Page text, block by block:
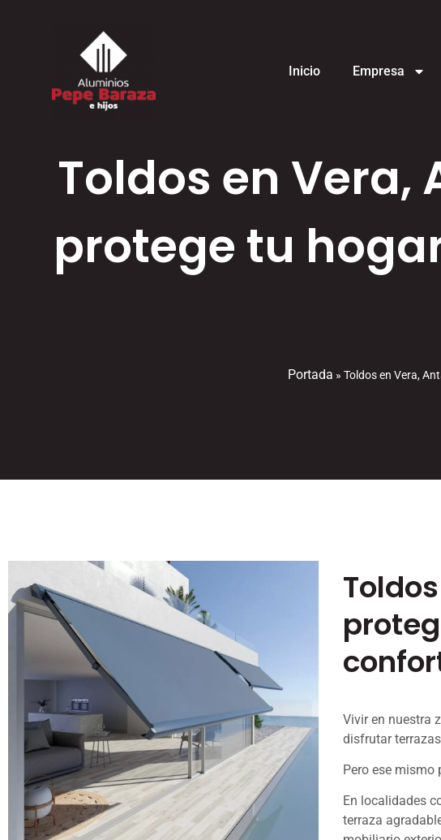
Inicio Empresa
Toldos en Vera,
protege tu
Portada » Toldos en Vera,
Vivir en nuestra
disfrutar
Pero ese mismo
En localidades
terraza